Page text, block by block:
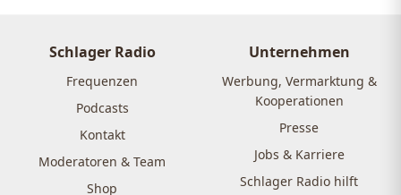
Schlager Radio
Frequenzen
Podcasts
Kontakt
Moderatoren & Team
Shop
Unternehmen
Werbung, Vermarktung &
Kooperationen
Presse
Jobs & Karriere
Schlager Radio hilft